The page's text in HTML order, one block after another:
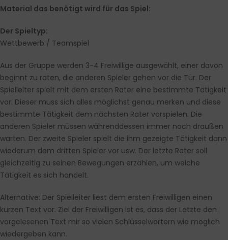
Material das benötigt wird für das Spiel:
Der Spieltyp:
Wettbewerb / Teamspiel
Aus der Gruppe werden 3-4 Freiwillige ausgewählt, einer davon
beginnt zu raten, die anderen Spieler gehen vor die Tür. Der
Spielleiter spielt mit dem ersten Rater eine bestimmte Tätigkeit
vor. Dieser muss sich alles möglichst genau merken und diese
bestimmte Tätigkeit dem nächsten Rater vorspielen. Die
anderen Spieler müssen währenddessen immer noch draußen
warten. Der zweite Spieler spielt die ihm gezeigte Tätigkeit dann
wiederum dem dritten Spieler vor usw. Der letzte Rater soll
gleichzeitig zu seinen Bewegungen erzählen, um welche
Tätigkeit es sich handelt.
Alternative: Der Spielleiter liest dem ersten Freiwilligen einen
kurzen Text vor. Ziel der Freiwilligen ist es, dass der Letzte den
vorgelesenen Text mir so vielen Schlüsselwörtern wie möglich
wiedergeben kann.